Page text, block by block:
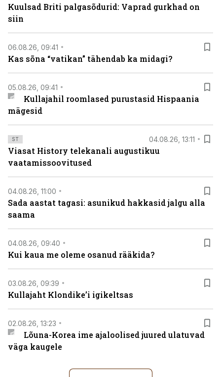
Kuulsad Briti palgasõdurid: Vaprad gurkhad on
siin
06.08.26, 09:41
Kas sõna “vatikan” tähendab ka midagi?
05.08.26, 09:41
Kullajahil roomlased purustasid Hispaania
mägesid
ST 04.08.26, 13:11
Viasat History telekanali augustikuu
vaatamissoovitused
04.08.26, 11:00
Sada aastat tagasi: asunikud hakkasid jalgu alla
saama
04.08.26, 09:40
Kui kaua me oleme osanud rääkida?
03.08.26, 09:39
Kullajaht Klondike’i igikeltsas
02.08.26, 13:23
Lõuna-Korea ime ajaloolised juured ulatuvad
väga kaugele